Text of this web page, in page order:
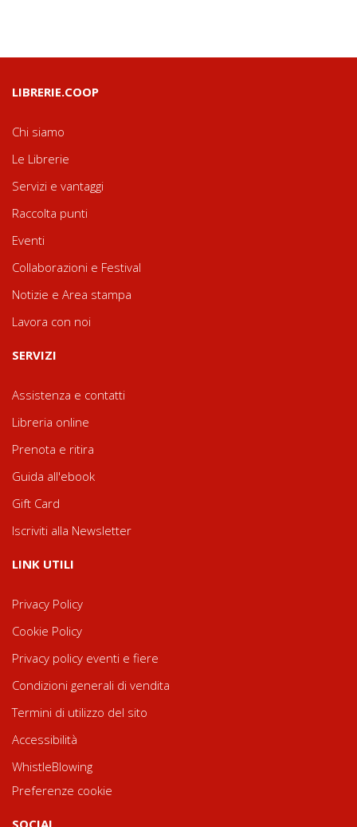
LIBRERIE.COOP
Chi siamo
Le Librerie
Servizi e vantaggi
Raccolta punti
Eventi
Collaborazioni e Festival
Notizie e Area stampa
Lavora con noi
SERVIZI
Assistenza e contatti
Libreria online
Prenota e ritira
Guida all'ebook
Gift Card
Iscriviti alla Newsletter
LINK UTILI
Privacy Policy
Cookie Policy
Privacy policy eventi e fiere
Condizioni generali di vendita
Termini di utilizzo del sito
Accessibilità
WhistleBlowing
Preferenze cookie
SOCIAL